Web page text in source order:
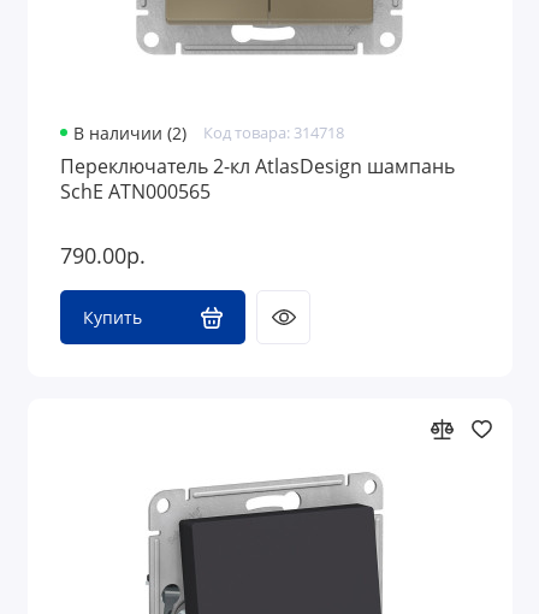
В наличии (2) Код товара: 314718
Переключатель 2-кл AtlasDesign шампань
SchE ATN000565
790.00р.
Купить